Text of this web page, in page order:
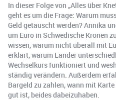
In dieser Folge von „Alles über
geht es um die Frage: Warum
Geld getauscht werden? Annika
um Euro in Schwedische Kronen
wissen, warum nicht überall mit
erklärt, warum Länder
Wechselkurs funktioniert und
ständig verändern. Außerdem
Bargeld zu zahlen, wann mit
gut ist, beides dabeizuhaben.